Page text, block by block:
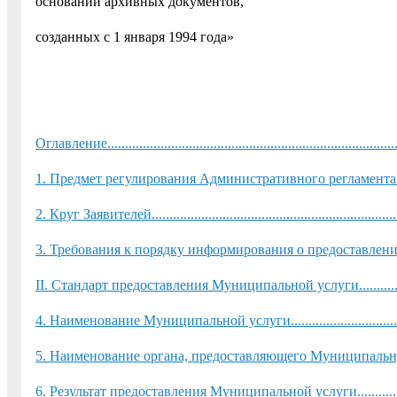
созданных с 1 января 1994 года»
1. Предмет регулирования Административного
2. Круг
3. Требования к порядку информирования о
II. Стандарт предоставления Муниципальной
4. Наименование Муниципальной
5. Наименование органа, предоставляющего
6. Результат предоставления Муниципальной